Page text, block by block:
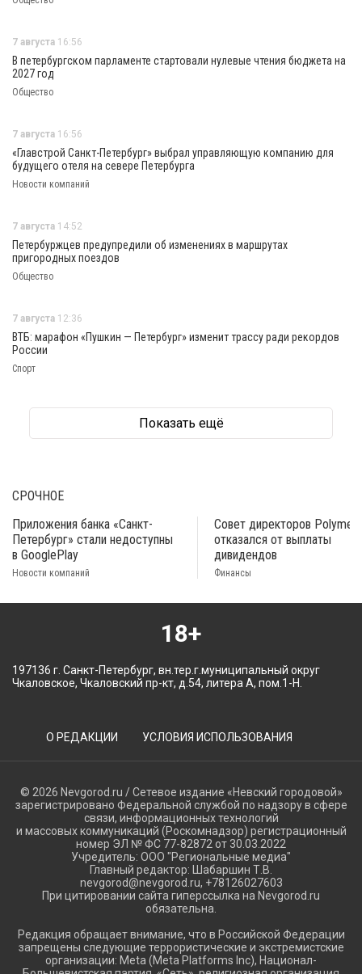
7 августа 16:56
В петербургском парламенте стартовали нулевые чтения бюджета на
2027 год
Общество
7 августа 16:56
«Главстрой Санкт-Петербург» выбрал управляющую компанию для
будущего отеля на севере Петербурга
Новости компаний
7 августа 14:52
Петербуржцев предупредили об изменениях в маршрутах
пригородных поездов
Общество
7 августа 12:36
ВТБ: марафон «Пушкин — Петербург» изменит трассу ради рекордов
России
Спорт
Показать ещё
СРОЧНОЕ
Приложения банка «Санкт-
Петербург» стали недоступны
в GooglePlay
Новости компаний
Совет директоров
отказался от выплаты
дивидендов
Финансы
18+
197136 г. Санкт-Петербург, вн.тер.г.муниципальный округ
Чкаловское, Чкаловский пр-кт, д.54, литера А, пом.1-Н.
О РЕДАКЦИИ УСЛОВИЯ ИСПОЛЬЗОВАНИЯ
© 2026 Nevgorod.ru / Сетевое издание «Невский городовой»
зарегистрировано Федеральной службой по надзору в сфере
связи, информационных технологий
и массовых коммуникаций (Роскомнадзор) регистрационный
номер ЭЛ № ФС 77-82872 от 30.03.2022
Учредитель: ООО "Региональные медиа"
Главный редактор: Шабаршин Т.В.
nevgorod@nevgorod.ru, +78126027603
При цитировании сайта гиперссылка на Nevgorod.ru
обязательна.
Редакция обращает внимание, что в Российской Федерации
запрещены следующие террористические и экстремистские
организации: Meta (Meta Platforms Inc), Национал-